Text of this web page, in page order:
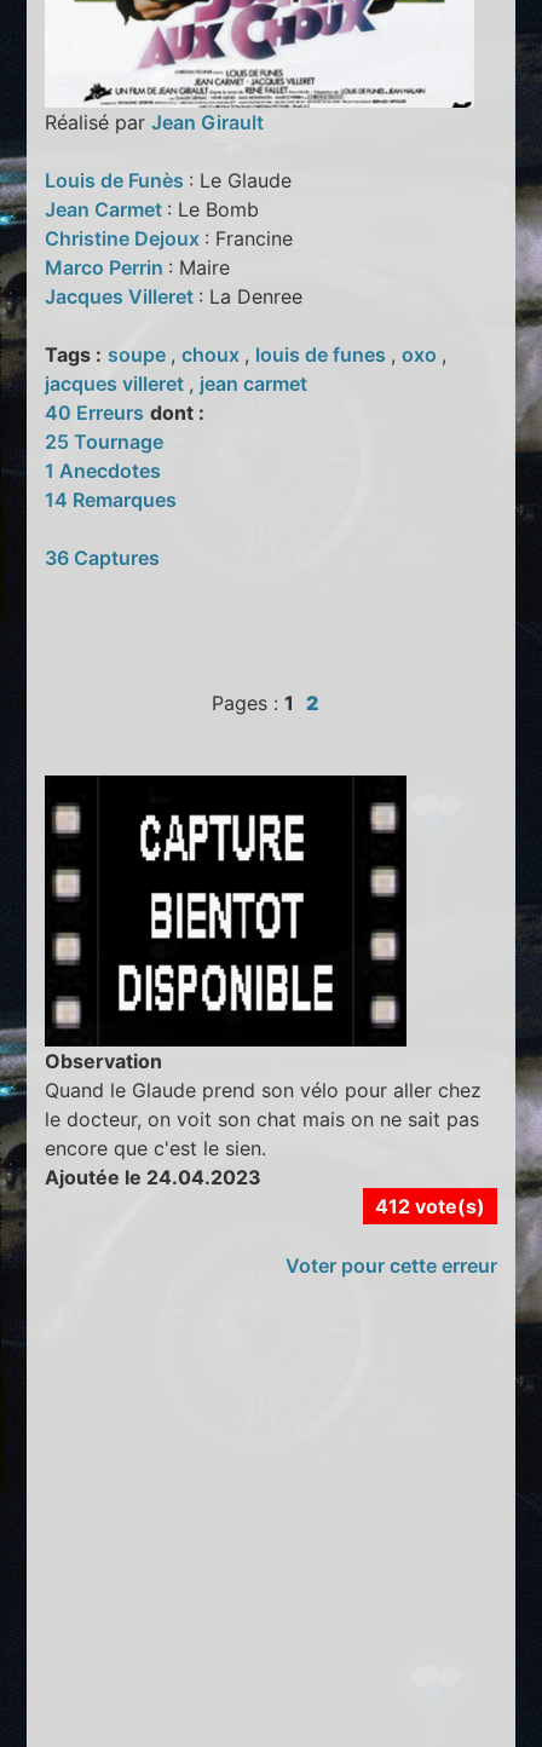
Réalisé parJean Girault
Louis de Funès : Le Glaude
Jean Carmet : Le Bomb
Christine Dejoux : Francine
Marco Perrin : Maire
Jacques Villeret : La Denree
Tags : soupe ,choux , louis de funes ,oxo ,
jacques villeret , jean carmet
40 Erreurs dont :
25 Tournage
1 Anecdotes
14 Remarques
36 Captures
Pages : 1 2
Observation
Quand le Glaude prend son vélo pour aller chez
le docteur, on voit son chat mais on ne sait pas
encore que c'est le sien.
Ajoutée le 24.04.2023
412 vote(s)
Voter pour cette erreur